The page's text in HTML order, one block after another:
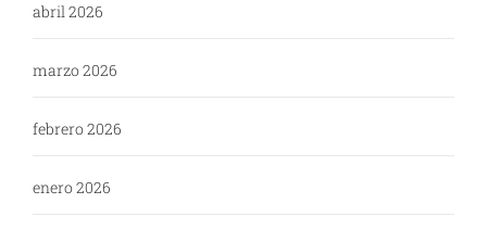
abril 2026
marzo 2026
febrero 2026
enero 2026